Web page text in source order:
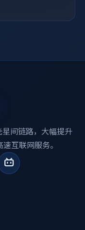
间链路，大幅提升
互联网服务。